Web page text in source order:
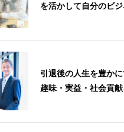
を活かして自分のビ
引退後の人生を豊か
趣味・実益・社会貢